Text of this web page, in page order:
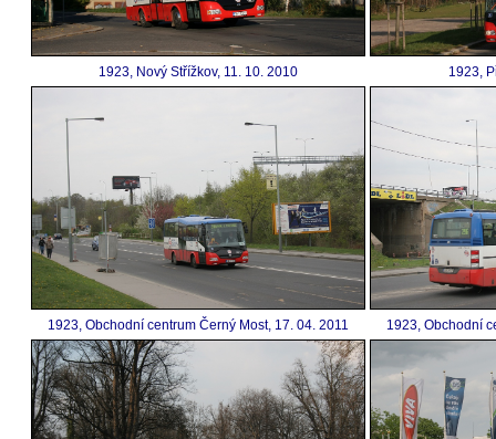
1923, Nový Střížkov, 11. 10. 2010 1923,
1923, Obchodní centrum Černý Most, 17. 04. 2011 1923, Obchodní